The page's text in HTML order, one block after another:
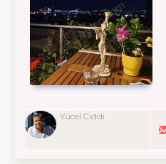
Yücel Ciddi